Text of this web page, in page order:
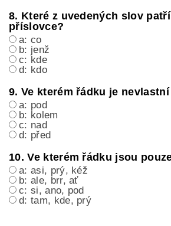
8. Které z uvedených slov
příslovce?
a: co
b: jenž
c: kde
d: kdo
9. Ve kterém řádku je
a: pod
b: kolem
c: nad
d: před
10. Ve kterém řádku jsou
a: asi, prý, kéž
b: ale, brr, ať
c: si, ano, pod
d: tam, kde, prý